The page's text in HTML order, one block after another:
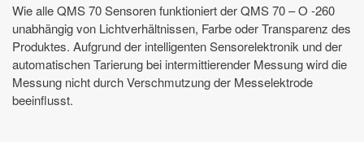
Wie alle QMS 70 Sensoren funktioniert der QMS 70 – O -260
unabhängig von Lichtverhältnissen, Farbe oder Transparenz des
Produktes. Aufgrund der intelligenten Sensorelektronik und der
automatischen Tarierung bei intermittierender Messung wird die
Messung nicht durch Verschmutzung der Messelektrode
beeinflusst.